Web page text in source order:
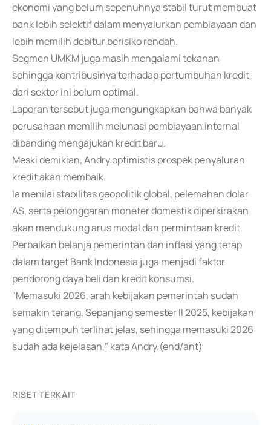
ekonomi yang belum sepenuhnya stabil turut membuat
bank lebih selektif dalam menyalurkan pembiayaan dan
lebih memilih debitur berisiko rendah.
Segmen UMKM juga masih mengalami tekanan
sehingga kontribusinya terhadap pertumbuhan kredit
dari sektor ini belum optimal.
Laporan tersebut juga mengungkapkan bahwa banyak
perusahaan memilih melunasi pembiayaan internal
dibanding mengajukan kredit baru.
Meski demikian, Andry optimistis prospek penyaluran
kredit akan membaik.
Ia menilai stabilitas geopolitik global, pelemahan dolar
AS, serta pelonggaran moneter domestik diperkirakan
akan mendukung arus modal dan permintaan kredit.
Perbaikan belanja pemerintah dan inflasi yang tetap
dalam target Bank Indonesia juga menjadi faktor
pendorong daya beli dan kredit konsumsi.
"Memasuki 2026, arah kebijakan pemerintah sudah
semakin terang. Sepanjang semester II 2025, kebijakan
yang ditempuh terlihat jelas, sehingga memasuki 2026
sudah ada kejelasan," kata Andry.(end/ant)
RISET TERKAIT